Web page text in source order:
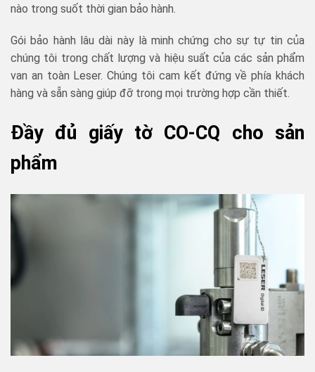
nào trong suốt thời gian bảo hành.
Gói bảo hành lâu dài này là minh chứng cho sự tự tin của
chúng tôi trong chất lượng và hiệu suất của các sản phẩm
van an toàn Leser. Chúng tôi cam kết đứng về phía khách
hàng và sẵn sàng giúp đỡ trong mọi trường hợp cần thiết.
Đầy đủ giấy tờ CO-CQ cho sản
phẩm